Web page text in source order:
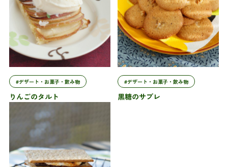
#デザート・お菓子・飲み物
りんごのタルト
#デザート・お菓子・飲み物
黒糖のサブレ